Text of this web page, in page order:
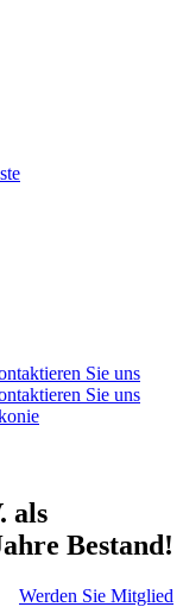
Sie uns
Sie uns
als
Bestand!
Werden Sie Mitglied